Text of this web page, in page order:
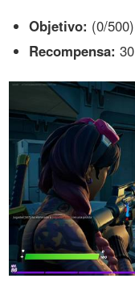
Objetivo: (0/
Recompensa: